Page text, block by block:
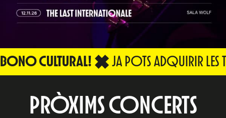
BONO CULTURAL! JA POTS ADQUIRIR LES
PRÒXIMS CONCERTS